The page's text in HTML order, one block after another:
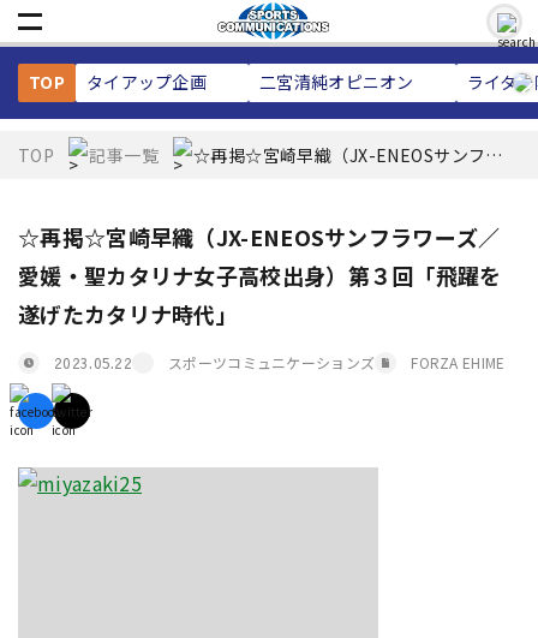
TOP タイアップ企画 二宮清純オピニオン ライタ
TOP 記事一覧 ☆再掲☆宮崎早織（JX-ENEOSサンフラ
☆再掲☆宮崎早織（JX-ENEOSサンフラワーズ／
愛媛・聖カタリナ女子高校出身）第３回「飛躍を
遂げたカタリナ時代」
2023.05.22 スポーツコミュニケーションズ FORZA EHIME